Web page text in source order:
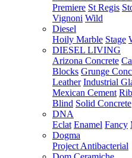
Premiere St Regis
Vignoni Wild
Diesel
Hoily Marble Stage
DIESEL LIVING
Arizona Concrete
Blocks Grunge
Leather Industrial
Mexican Cement
Blind Solid Concrete
DNA
Eclat Enamel Fancy
Dogma
Project Antibacterial